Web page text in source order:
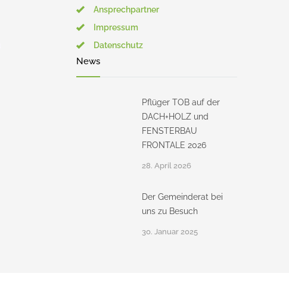
Ansprechpartner
Impressum
Datenschutz
News
Pflüger TOB auf der
DACH+HOLZ und
FENSTERBAU
FRONTALE 2026
28. April 2026
Der Gemeinderat bei
uns zu Besuch
30. Januar 2025